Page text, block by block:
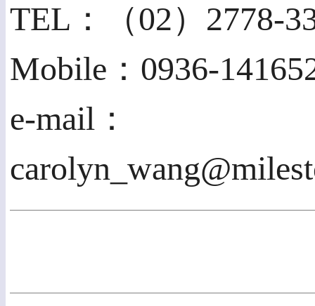
TEL：（02）2778-
Mobile：0936-
e-mail：